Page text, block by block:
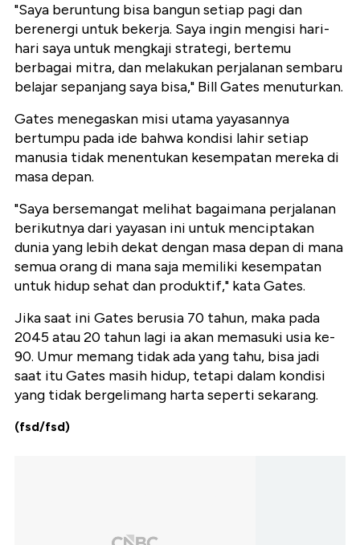
"Saya beruntung bisa bangun setiap pagi dan
berenergi untuk bekerja. Saya ingin mengisi hari-
hari saya untuk mengkaji strategi, bertemu
berbagai mitra, dan melakukan perjalanan sembaru
belajar sepanjang saya bisa," Bill Gates menuturkan.
Gates menegaskan misi utama yayasannya
bertumpu pada ide bahwa kondisi lahir setiap
manusia tidak menentukan kesempatan mereka di
masa depan.
"Saya bersemangat melihat bagaimana perjalanan
berikutnya dari yayasan ini untuk menciptakan
dunia yang lebih dekat dengan masa depan di mana
semua orang di mana saja memiliki kesempatan
untuk hidup sehat dan produktif," kata Gates.
Jika saat ini Gates berusia 70 tahun, maka pada
2045 atau 20 tahun lagi ia akan memasuki usia ke-
90. Umur memang tidak ada yang tahu, bisa jadi
saat itu Gates masih hidup, tetapi dalam kondisi
yang tidak bergelimang harta seperti sekarang.
(fsd/fsd)